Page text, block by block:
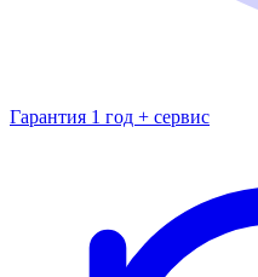
Гарантия 1 год + сервис